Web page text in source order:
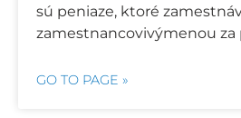
sú peniaze, ktoré
zamestnancovivýmenou za
GO TO PAGE »